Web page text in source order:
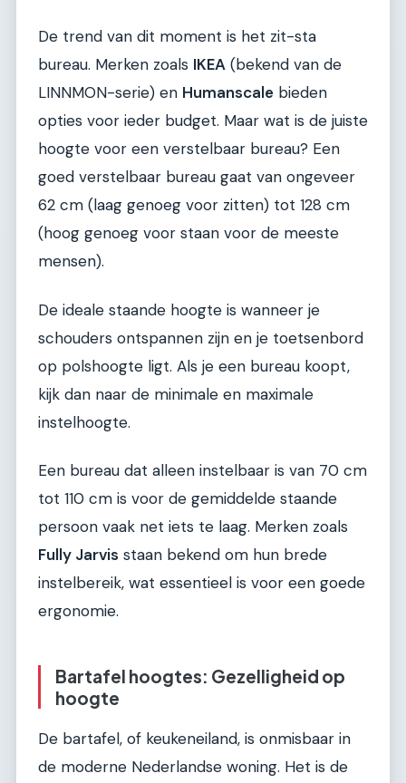
De trend van dit moment is het zit-sta
bureau. Merken zoals IKEA (bekend van de
LINNMON-serie) en Humanscale bieden
opties voor ieder budget. Maar wat is de juiste
hoogte voor een verstelbaar bureau? Een
goed verstelbaar bureau gaat van ongeveer
62 cm (laag genoeg voor zitten) tot 128 cm
(hoog genoeg voor staan voor de meeste
mensen).
De ideale staande hoogte is wanneer je
schouders ontspannen zijn en je toetsenbord
op polshoogte ligt. Als je een bureau koopt,
kijk dan naar de minimale en maximale
instelhoogte.
Een bureau dat alleen instelbaar is van 70 cm
tot 110 cm is voor de gemiddelde staande
persoon vaak net iets te laag. Merken zoals
Fully Jarvis staan bekend om hun brede
instelbereik, wat essentieel is voor een goede
ergonomie.
Bartafel hoogtes: Gezelligheid op
hoogte
De bartafel, of keukeneiland, is onmisbaar in
de moderne Nederlandse woning. Het is de